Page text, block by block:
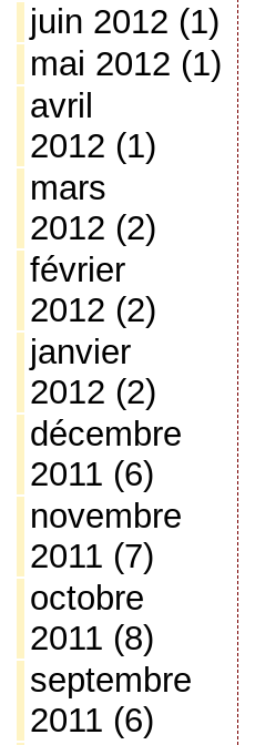
juin 2012 (1)
mai 2012 (1)
avril
2012 (1)
mars
2012 (2)
février
2012 (2)
janvier
2012 (2)
décembre
2011 (6)
novembre
2011 (7)
octobre
2011 (8)
septembre
2011 (6)